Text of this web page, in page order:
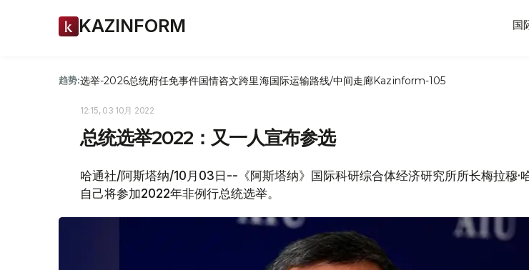
KAZINFORM 国
趋势:选举-2026总统府任免事件国情咨文跨里海国际运输路线/中间走廊Kazinform-105
12:15, 03 10月 2022
总统选举2022：又一人宣布参选
哈通社/阿斯塔纳/10月03日--《阿斯塔纳》国际科研综合体经济研究所所长梅拉穆·
自己将参加2022年非例行总统选举。